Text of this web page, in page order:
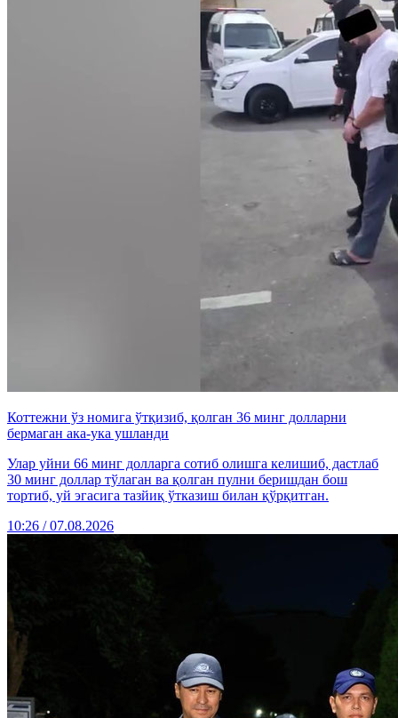
Коттежни ўз номига ўтқизиб, қолган 36 минг долларни
бермаган ака-ука ушланди
Улар уйни 66 минг долларга сотиб олишга келишиб, дастлаб
30 минг доллар тўлаган ва қолган пулни беришдан бош
тортиб, уй эгасига тазйиқ ўтказиш билан қўрқитган.
10:26 / 07.08.2026